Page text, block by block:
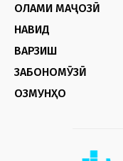
ОЛАМИ МАҶОЗӢ
НАВИД
ВАРЗИШ
ЗАБОНОМӮЗӢ
ОЗМУНҲО